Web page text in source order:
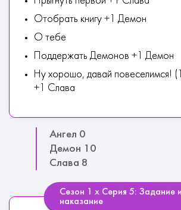
Отобрать книгу +1 Демон
О тебе
Поддержать Демонов +1 Демон
Ну хорошо, давай повеселимся!
+1 Слава
Ангел 0
Демон 10
Слава 8
Сезон 1 х Серия 5: Задание и
наказание